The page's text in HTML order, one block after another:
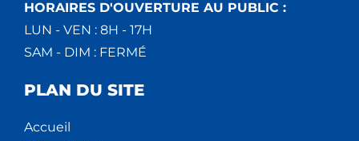
HORAIRES D'OUVERTURE AU PUBLIC :
LUN - VEN : 8H - 17H
SAM - DIM : FERMÉ
PLAN DU SITE
Accueil